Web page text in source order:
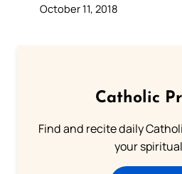
October 11, 2018
Catholic
Find and recite daily
your